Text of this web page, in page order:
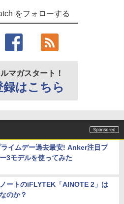
をフォローする
ルマガスタート！
録はこちら
イムデー過去最安! Anker注目プ
3モデルを使ってみた
ートのiFLYTEK「AINOTE 2」は
のか？